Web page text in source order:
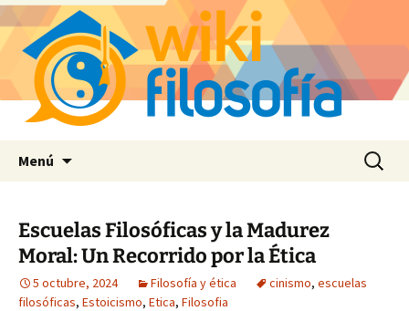
Menú Buscar:
Escuelas Filosóficas y la Madurez
Moral: Un Recorrido por la Ética
5 octubre, 2024 Filosofía y ética cinismo, escuelas
filosóficas, Estoicismo, Etica, Filosofia